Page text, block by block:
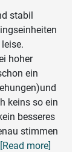
stabil
hoher
ein
keins so ein
besseres
stimmen
more]